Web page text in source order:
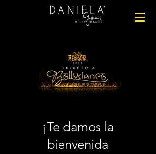
¡Te damos la
bienvenida